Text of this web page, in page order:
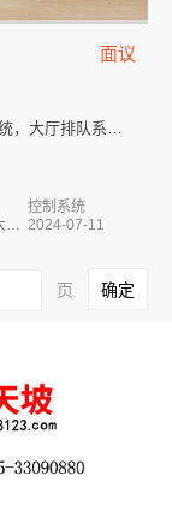
面议
控制系统
2024-07-11
页